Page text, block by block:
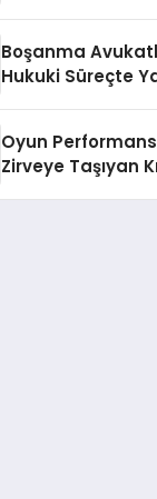
Boşanma
Hukuki Süreçte
Oyun
Zirveye Taşıyan